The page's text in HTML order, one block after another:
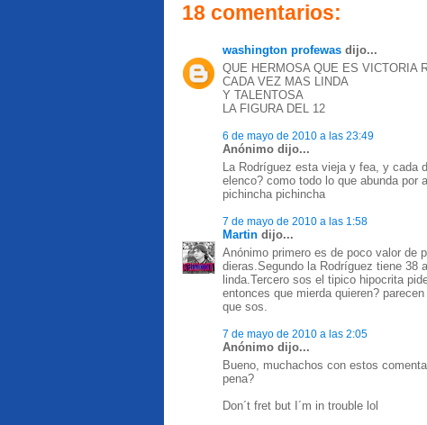
18 comentarios:
washington profewas dijo...
QUE HERMOSA QUE ES VICTORIA
CADA VEZ MAS LINDA
Y TALENTOSA
LA FIGURA DEL 12
6 de mayo de 2010 a las 23:49
Anónimo dijo...
La Rodríguez esta vieja y fea, y cada
elenco? como todo lo que abunda por
pichincha pichincha
7 de mayo de 2010 a las 1:58
Martin dijo...
Anónimo primero es de poco valor de
dieras.Segundo la Rodríguez tiene 38
linda.Tercero sos el tipico hipocrita
entonces que mierda quieren?
que sos.
7 de mayo de 2010 a las 2:05
Anónimo dijo...
Bueno, muchachos con estos
pena?
Don´t fret but I´m in trouble lol